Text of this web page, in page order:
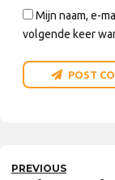
Mijn naam, e-
volgende keer
POST
PREVIOUS